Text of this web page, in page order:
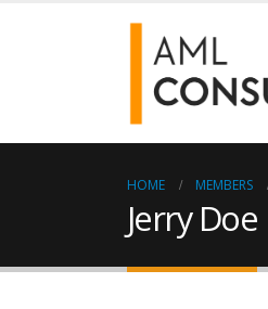
HOME MEMBERS
Jerry Doe